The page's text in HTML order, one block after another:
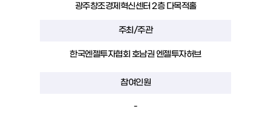
광주창조경제혁신센터 2층 다목적홀
주최/주관
한국엔젤투자협회 호남권 엔젤투자허브
참여인원
-